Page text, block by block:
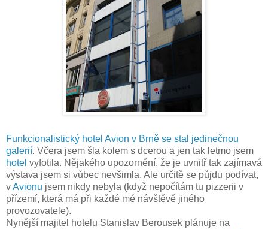
Funkcionalistický hotel Avion v Brně se stal jedinečnou
galerií. Včera jsem šla kolem s dcerou a jen tak letmo jsem
hotel vyfotila. Nějakého upozornění, že je uvnitř tak zajímavá
výstava jsem si vůbec nevšimla. Ale určitě se půjdu podívat,
vAvionu jsem nikdy nebyla (když nepočítám tu pizzerii v
přízemí, která má při každé mé návštěvě jiného
provozovatele).
Nynější majitel hotelu Stanislav Berousek plánuje na